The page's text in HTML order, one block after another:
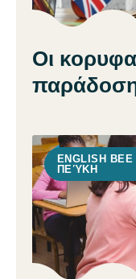
Οι
ENGLISH
ΠΕΎΚΗ